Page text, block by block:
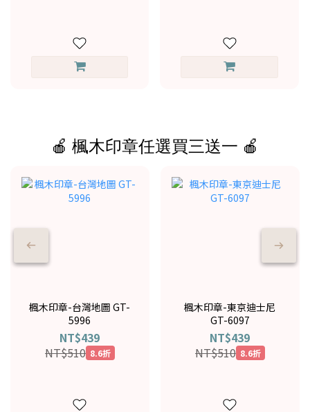
🍎 楓木印章任選買三送一 🍎
楓木印章-台灣地圖 GT-
5996
NT$439
NT$510 8.6折
楓木印章-東京迪士尼
GT-6097
NT$439
NT$510 8.6折